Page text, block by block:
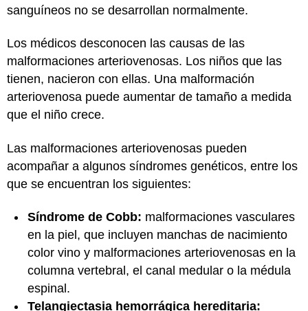
sanguíneos no se desarrollan normalmente.
Los médicos desconocen las causas de las
malformaciones arteriovenosas. Los niños que las
tienen, nacieron con ellas. Una malformación
arteriovenosa puede aumentar de tamaño a medida
que el niño crece.
Las malformaciones arteriovenosas pueden
acompañar a algunos síndromes genéticos, entre los
que se encuentran los siguientes:
Síndrome de Cobb: malformaciones vasculares
en la piel, que incluyen manchas de nacimiento
color vino y malformaciones arteriovenosas en la
columna vertebral, el canal medular o la médula
espinal.
Telangiectasia hemorrágica hereditaria: